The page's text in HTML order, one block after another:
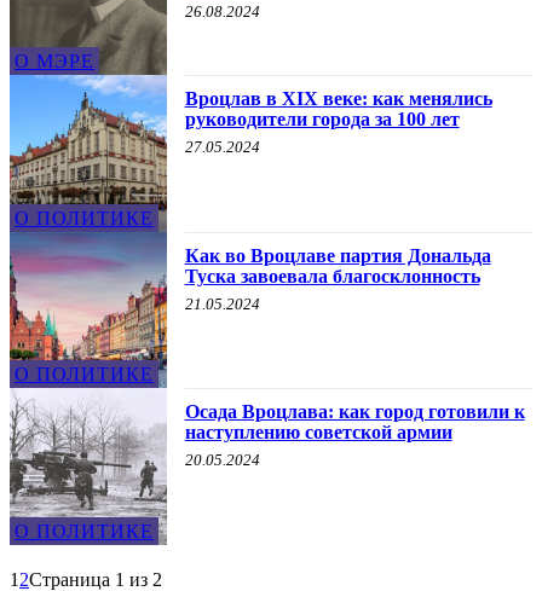
О МЭРЕ
26.08.2024
О ПОЛИТИКЕ
Вроцлав в XIX веке: как менялись
руководители города за 100 лет
27.05.2024
О ПОЛИТИКЕ
Как во Вроцлаве партия Дональда
Туска завоевала благосклонность
21.05.2024
О ПОЛИТИКЕ
Осада Вроцлава: как город готовили к
наступлению советской армии
20.05.2024
1 2Страница 1 из 2